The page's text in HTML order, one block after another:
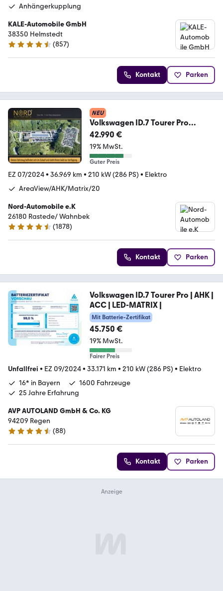
Anhängerkupplung
KALE-Automobile GmbH
38350 Helmstedt
4.7 Sterne
(857)
Kontakt Parken
NEU
Volkswagen ID.7 Tourer Pro
Matrix/AHK/20/AreaView
42.990 €
19% MwSt.
Guter Preis
EZ 07/2024• 36.969 km • 210 kW (286 PS) • Elektro
AreaView/AHK/Matrix/20
Nord-Automobile e.K
26180 Rastede/ Wahnbek
4.7 Sterne
(1878)
Kontakt Parken
Volkswagen ID.7 Tourer Pro | AHK |
ACC | LED-MATRIX |
Mit Batterie-Zertifikat
45.750 €
19% MwSt.
Fairer Preis
Unfallfrei • EZ 09/2024• 33.171 km • 210 kW (286 PS) • Elektro
16* in Bayern
1600 Fahrzeuge
25 Jahre Erfahrung
AVP AUTOLAND GmbH & Co. KG
94209 Regen
4.3 Sterne
(88)
Kontakt Parken